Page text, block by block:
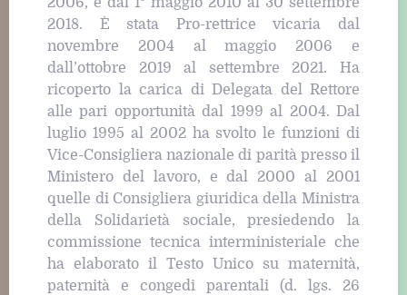
2018. È stata Pro-rettrice vicaria dal
novembre 2004 al maggio 2006 e
dall’ottobre 2019 al settembre 2021. Ha
ricoperto la carica di Delegata del Rettore
alle pari opportunità dal 1999 al 2004. Dal
luglio 1995 al 2002 ha svolto le funzioni di
Vice-Consigliera nazionale di parità presso il
Ministero del lavoro, e dal 2000 al 2001
quelle di Consigliera giuridica della Ministra
della Solidarietà sociale, presiedendo la
commissione tecnica interministeriale che
ha elaborato il Testo Unico su maternità,
paternità e congedi parentali (d. lgs. 26